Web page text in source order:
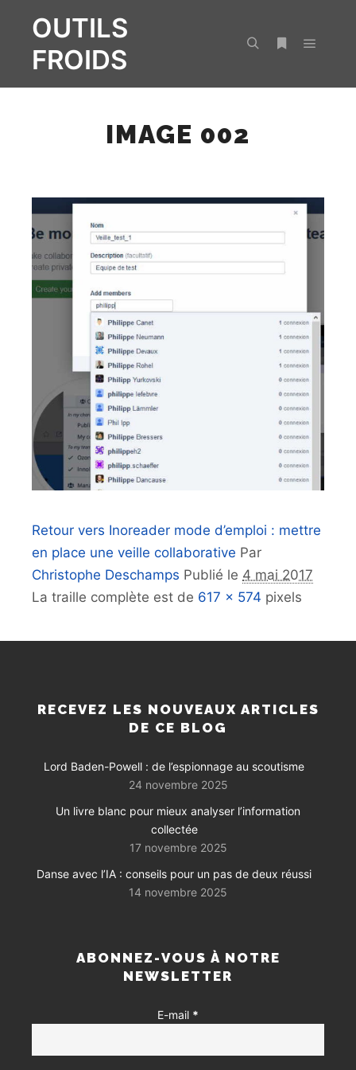
OUTILS
FROIDS
IMAGE 002
Retour vers Inoreader mode d’emploi : mettre
en place une veille collaborative Par
Christophe Deschamps Publié le 4 mai 2017
La traille complète est de 617 × 574 pixels
RECEVEZ LES NOUVEAUX ARTICLES
DE CE BLOG
Lord Baden-Powell : de l’espionnage au scoutisme
24 novembre 2025
Un livre blanc pour mieux analyser l’information
collectée
17 novembre 2025
Danse avec l’IA : conseils pour un pas de deux réussi
14 novembre 2025
ABONNEZ-VOUS À NOTRE
NEWSLETTER
E-mail *